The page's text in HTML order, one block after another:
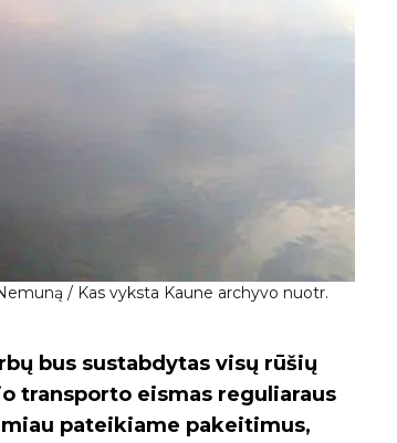
/ Kas vyksta Kaune archyvo nuotr.
bus sustabdytas visų rūšių
transporto eismas reguliaraus
pateikiame pakeitimus,